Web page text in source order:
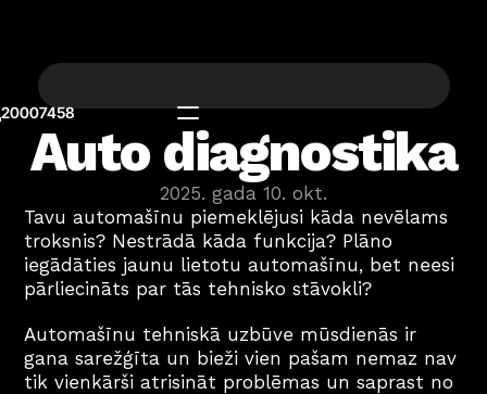
20007458
Auto diagnostika
2025. gada 10. okt.
Tavu automašīnu piemeklējusi kāda nevēlams
troksnis? Nestrādā kāda funkcija? Plāno
iegādāties jaunu lietotu automašīnu, bet neesi
pārliecināts par tās tehnisko stāvokli?
Automašīnu tehniskā uzbūve mūsdienās ir
gana sarežģīta un bieži vien pašam nemaz nav
tik vienkārši atrisināt problēmas un saprast no